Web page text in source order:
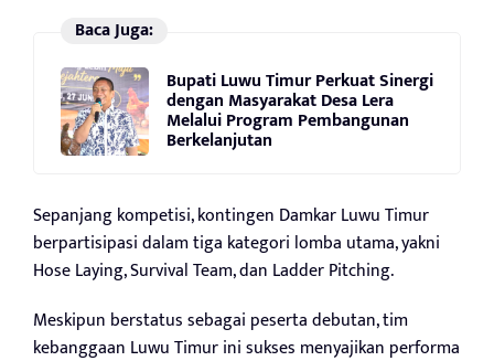
Baca Juga:
Bupati Luwu Timur Perkuat Sinergi
dengan Masyarakat Desa Lera
Melalui Program Pembangunan
Berkelanjutan
Sepanjang kompetisi, kontingen Damkar Luwu Timur
berpartisipasi dalam tiga kategori lomba utama, yakni
Hose Laying, Survival Team, dan Ladder Pitching.
Meskipun berstatus sebagai peserta debutan, tim
kebanggaan Luwu Timur ini sukses menyajikan performa